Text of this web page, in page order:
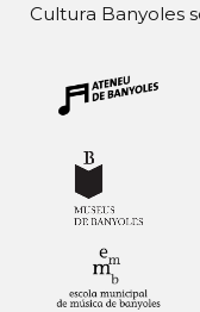
Cultura Banyoles